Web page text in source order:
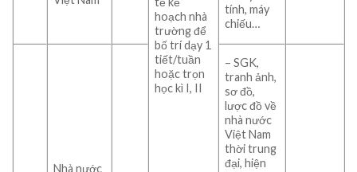
hoạch nhà
trường để
bố trí dạy 1
tiết/tuần
hoặc trọn
học kì I, II
tính, máy
chiếu…
Nhà nước
– SGK,
tranh ảnh,
sơ đồ,
lược đồ về
nhà nước
Việt Nam
thời trung
đại, hiện